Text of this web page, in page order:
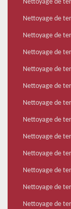
Nettoyage de
Nettoyage de
Nettoyage de
Nettoyage de
Nettoyage de
Nettoyage de
Nettoyage de
Nettoyage de
Nettoyage de
Nettoyage de
Nettoyage de
Nettoyage de
Nettoyage de